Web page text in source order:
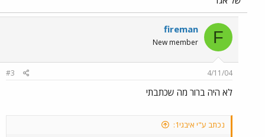
F
fireman
New member
4/11/04
#3
לא היה ברור מה שכתבתי
נכתב ע"י איבגי1: